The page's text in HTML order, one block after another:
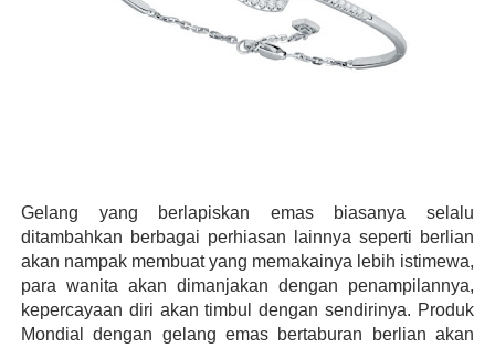
Gelang yang berlapiskan emas biasanya selalu
ditambahkan berbagai perhiasan lainnya seperti berlian
akan nampak membuat yang memakainya lebih istimewa,
para wanita akan dimanjakan dengan penampilannya,
kepercayaan diri akan timbul dengan sendirinya. Produk
Mondial dengan gelang emas bertaburan berlian akan